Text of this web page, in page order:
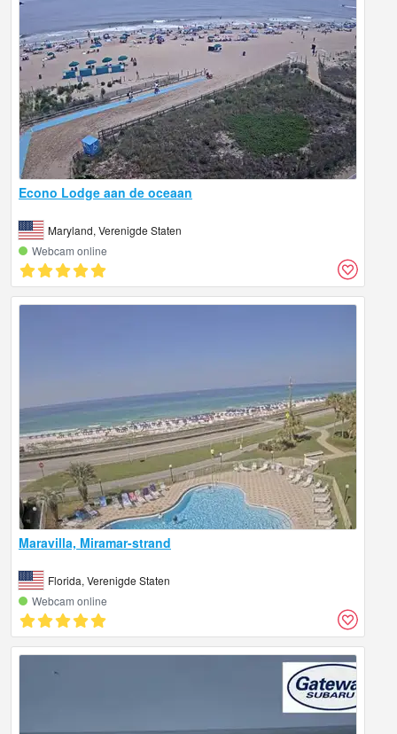
Econo Lodge aan de oceaan
Maryland, Verenigde Staten
Webcam online
Maravilla, Miramar-strand
Florida, Verenigde Staten
Webcam online